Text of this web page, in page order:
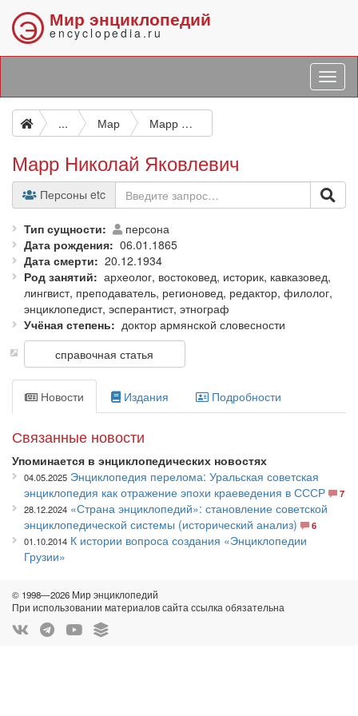
Э Мир энциклопедий
encyclopedia.ru
... Мар Марр Николай Яковлевич
Марр Николай Яковлевич
Персоны etc
Тип сущности
персона
Дата рождения
06.01.1865
Дата смерти
20.12.1934
Род занятий
археолог, востоковед, историк, кавказовед,
лингвист, преподаватель, регионовед, редактор, филолог,
энциклопедист, эсперантист, этнограф
Учёная степень
доктор армянской словесности
справочная статья
Новости Издания Подробности
Связанные новости
Упоминается в энциклопедических новостях
04.05.2025 Энциклопедия перелома: Уральская советская
энциклопедия как отражение эпохи краеведения в СССР
7
28.12.2024 «Страна энциклопедий»: становление советской
энциклопедической системы (исторический анализ)
6
01.10.2014 К истории вопроса создания «Энциклопедии
Грузии»
© 1998—2026 Мир энциклопедий
При использовании материалов сайта ссылка обязательна